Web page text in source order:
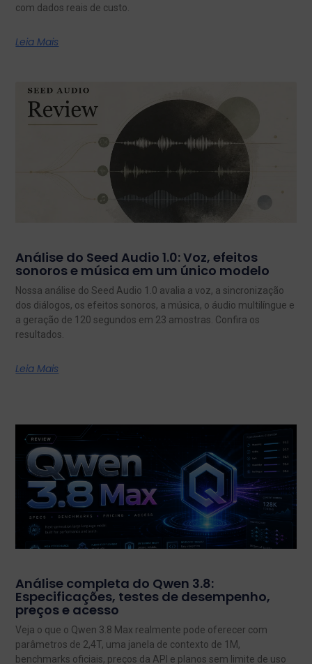
com dados reais de custo.
Leia Mais
Análise do Seed Audio 1.0: Voz, efeitos
sonoros e música em um único modelo
Nossa análise do Seed Audio 1.0 avalia a voz, a sincronização
dos diálogos, os efeitos sonoros, a música, o áudio multilíngue e
a geração de 120 segundos em 23 amostras. Confira os
resultados.
Leia Mais
Análise completa do Qwen 3.8:
Especificações, testes de desempenho,
preços e acesso
Veja o que o Qwen 3.8 Max realmente pode oferecer com
parâmetros de 2,4T, uma janela de contexto de 1M,
benchmarks oficiais, preços da API e planos sem limite de uso